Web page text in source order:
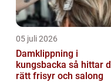
05 juli 2026
Damklippning i
kungsbacka så hittar du
rätt frisyr och salong